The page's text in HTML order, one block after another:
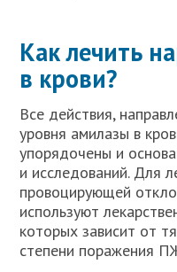
Как лечить
в крови?
Все действия,
уровня амилазы в
упорядочены и
и исследований. Для
провоцирующей
используют
которых зависит от
степени поражения